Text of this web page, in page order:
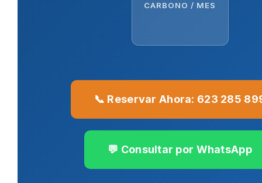
CARBONO / MES
📞 Reservar Ahora: 623 285
💬 Consultar por WhatsApp